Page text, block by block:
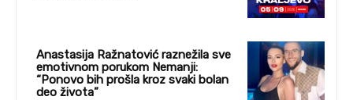
Anastasija Ražnatović raznežila sve
emotivnom porukom Nemanji:
“Ponovo bih prošla kroz svaki bolan
deo života”